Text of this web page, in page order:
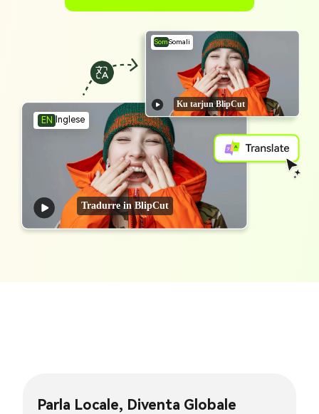
EN Inglese
SomSomali
Tradurre in BlipCut
Ku tarjun BlipCut
Parla Locale, Diventa Globale